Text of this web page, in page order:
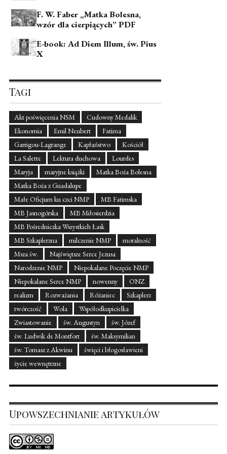
F. W. Faber „Matka Bolesna,
wzór dla cierpiących” PDF
E-book: Ad Diem Illum, św. Pius
X
Tagi
Akt poświęcenia NSM
Cudowny Medalik
Ekonomia
Emil Neubert
Fatima
Garrigou-Lagrange
Kapłaństwo
Kościół
La Salette
Lektura duchowa
Lourdes
Maryja
maryjne książki
Matka Boża Bolesna
Matka Boża z Guadalupe
Małe Oficjum ku czci NMP
MB Fatimska
MB Jasnogórska
MB Miłosierdzia
MB Pośredniczka Wszystkich Łask
MB Szkaplerzna
milczenie NMP
moralność
Msza św.
Najświętsze Serce Jezusa
Narodzenie NMP
Niepokalane Poczęcie NMP
Niepokalane Serce NMP
nowenny
ONZ
realizm
Rozważania Różaniec
Szkaplerz
twórczość
Wola
Współodkupicielka
Zwiastowanie
św. Augustyn
św. Józef
św. Ludwik de Montfort
św. Maksymilian
św. Tomasz z Akwinu
święci i błogosławieni
życie wewnętrzne
Upowszechnianie artykułów